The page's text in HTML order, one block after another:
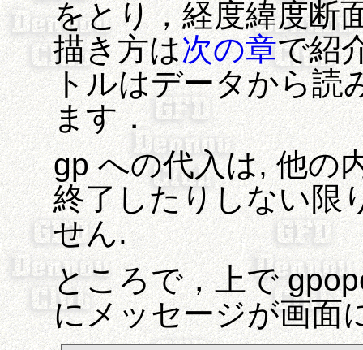
をとり，経度緯度断
描き方は次の章で紹
トルはデータから読
ます．
gp への代入は, 他の
終了したりしない限
せん.
ところで，上で
にメッセージが画面